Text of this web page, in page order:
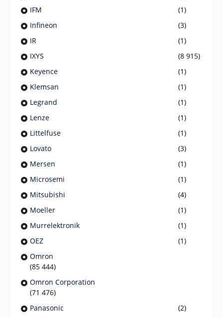
IFM
(1)
Infineon
(3)
IR
(1)
IXYS
(8 915)
Keyence
(1)
Klemsan
(1)
Legrand
(1)
Lenze
(1)
Littelfuse
(1)
Lovato
(3)
Mersen
(1)
Microsemi
(1)
Mitsubishi
(4)
Moeller
(1)
Murrelektronik
(1)
OEZ
(1)
Omron
(85 444)
Omron Corporation
(71 476)
Panasonic
(2)